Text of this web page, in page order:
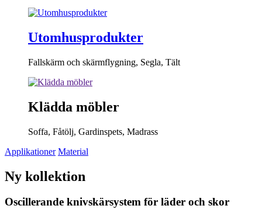
Utomhusprodukter
Fallskärm och skärmflygning, Segla, Tält
Klädda möbler
Soffa, Fåtölj, Gardinspets, Madrass
Applikationer Material
Ny kollektion
Oscillerande knivskärsystem för läder och skor